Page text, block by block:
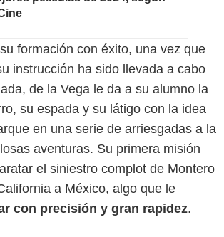
formación con éxito, una vez que
instrucción ha sido llevada a cabo
de la Vega le da a su alumno la
su espada y su látigo con la idea
en una serie de arriesgadas a la
aventuras. Su primera misión
el siniestro complot de Montero
a México, algo que le
con precisión y gran rapidez.